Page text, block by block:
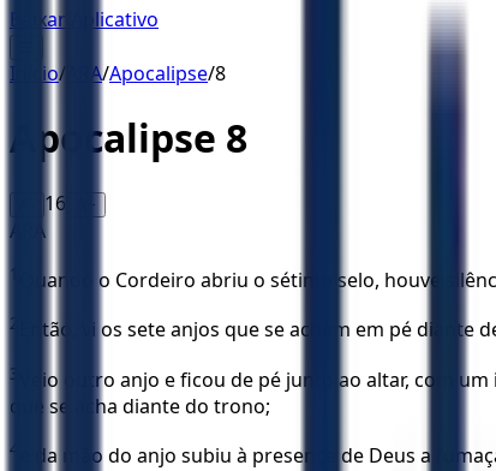
Baixar Aplicativo
Início/ ARA/Apocalipse/8
Apocalipse 8
16 A+
ARA
1 Quando o Cordeiro abriu o sétimo selo, houve
2 Então, vi os sete anjos que se acham em pé
3
Veio outro anjo e ficou de pé junto ao altar, com
que se acha diante do trono;
4 e da mão do anjo subiu à presença de Deus a